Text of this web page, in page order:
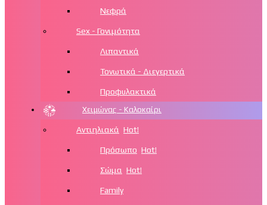
Νεφρά
Sex - Γονιμότητα
Λιπαντικά
Τονωτικά - Διεγερτικά
Προφυλακτικά
Χειμώνας - Καλοκαίρι
Αντιηλιακά Hot!
Πρόσωπο Hot!
Σώμα Hot!
Family